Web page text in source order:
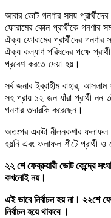
আবার ভোট গনণার সময়
ফোরামের কোন প্রার্থীকে গনণার
ঐক্য ফোরামের প্রার্থীদের
ঐক্য কল্যাণ পরিষদের পক্ষে
প্রবেশ করতে দেয়া হয়।
সর্ব জনাব ইব্রাহীম বাহার,
সহ প্রায় ১২ জন যাঁরা প্রার্থী নন
গনণার তদারকি করেছেন।
অতঃপর একটা নীলনকশার ফলাফল
হয়নি এবং ফলাফল শীটে প্রার্থী ও
২২ শে ফেব্রুয়ারী ভোট কেন্দ্রে
কখনোই নয়।
এই ভাবে নির্বাচন হয় না। ২২শে
নির্বাচন হয়ে থাকবে ।